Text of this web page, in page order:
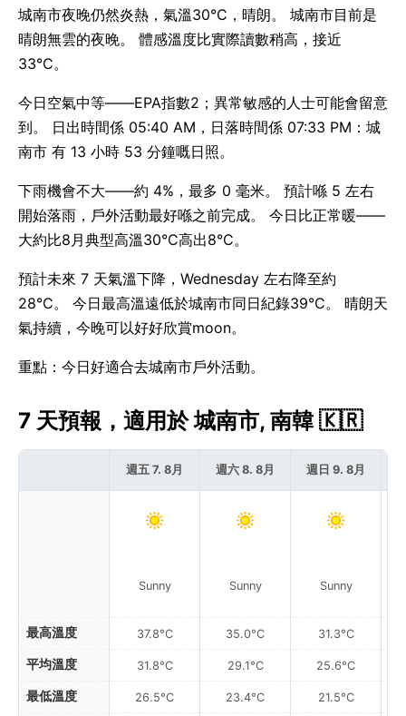
城南市夜晚仍然炎熱，氣溫30°C，晴朗。 城南市目前是
晴朗無雲的夜晚。 體感溫度比實際讀數稍高，接近
33°C。
今日空氣中等——EPA指數2；異常敏感的人士可能會留意
到。 日出時間係 05:40 AM，日落時間係 07:33 PM：城
南市 有 13 小時 53 分鐘嘅日照。
下雨機會不大——約 4%，最多 0 毫米。 預計喺 5 左右
開始落雨，戶外活動最好喺之前完成。 今日比正常暖——
大約比8月典型高溫30°C高出8°C。
預計未來 7 天氣溫下降，Wednesday 左右降至約
28°C。 今日最高溫遠低於城南市同日紀錄39°C。 晴朗天
氣持續，今晚可以好好欣賞moon。
重點：今日好適合去城南市戶外活動。
7 天預報，適用於 城南市, 南韓 🇰🇷
最高溫度
平均溫度
最低溫度
週五 7. 8月
Sunny
37.8°C
31.8°C
26.5°C
週六 8. 8月
Sunny
35.0°C
29.1°C
23.4°C
週日 9. 8月
Sunny
31.3°C
25.6°C
21.5°C